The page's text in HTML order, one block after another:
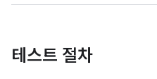
테스트 절차